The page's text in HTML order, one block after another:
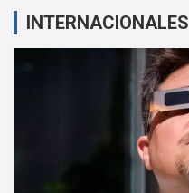
INTERNACIONALES